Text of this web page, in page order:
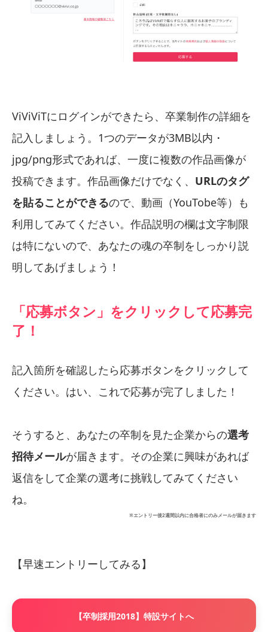
ViViViTにログインができたら、卒業制作の詳細を
記入しましょう。1つのデータが3MB以内・
jpg/png形式であれば、一度に複数の作品画像が
投稿できます。作品画像だけでなく、 URLのタグ
を貼ることができるので、動画（YouTobe等）も
利用してみてください。作品説明の欄は文字制限
は特にないので、あなたの魂の卒制をしっかり説
明してあげましょう！
「応募ボタン」をクリックして応募完
了！
記入箇所を確認したら応募ボタンをクリックして
ください。はい、これで応募が完了しました！
そうすると、あなたの卒制を見た企業からの選考
招待メールが届きます。その企業に興味があれば
返信をして企業の選考に挑戦してみてください
ね。
※エントリー後2週間以内に合格者にのみメールが届きます
【早速エントリーしてみる】
【卒制採用2018】特設サイトへ